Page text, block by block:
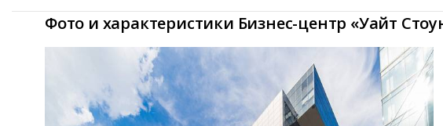
Фото и характеристики Бизнес-центр «Уайт